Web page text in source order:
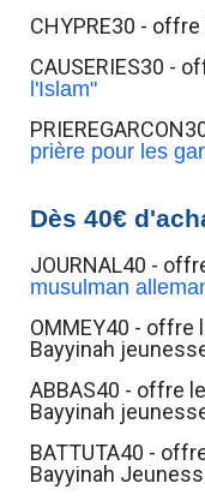
CHYPRE30 -
CAUSERIES30 -
l'Islam"
prière pour les
Dès 40€
JOURNAL40 -
musulman
OMMEY40 - offre
Bayyinah
ABBAS40 - offre
Bayyinah
BATTUTA40 -
Bayyinah